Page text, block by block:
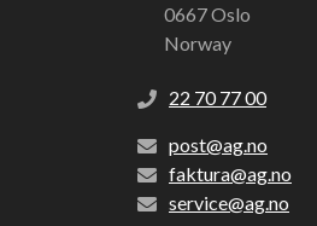
0667 Oslo
Norway
22 70 77 00
post@ag.no
faktura@ag.no
service@ag.no